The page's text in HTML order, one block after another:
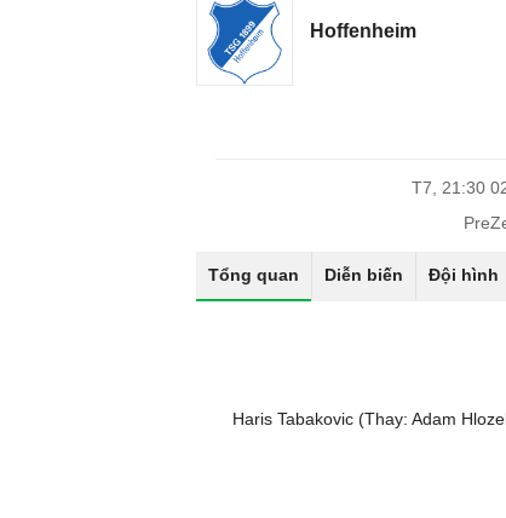
Hoffenheim
T7, 21:30
Tổng quan Diễn biến Đội hình
Haris Tabakovic (Thay: Adam